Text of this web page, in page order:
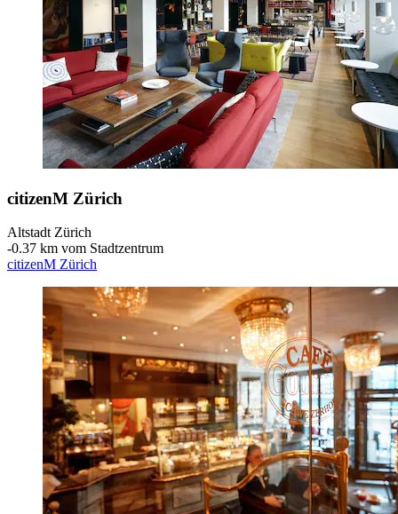
citizenM Zürich
Altstadt Zürich
‐0.37 km vom Stadtzentrum
citizenM Zürich